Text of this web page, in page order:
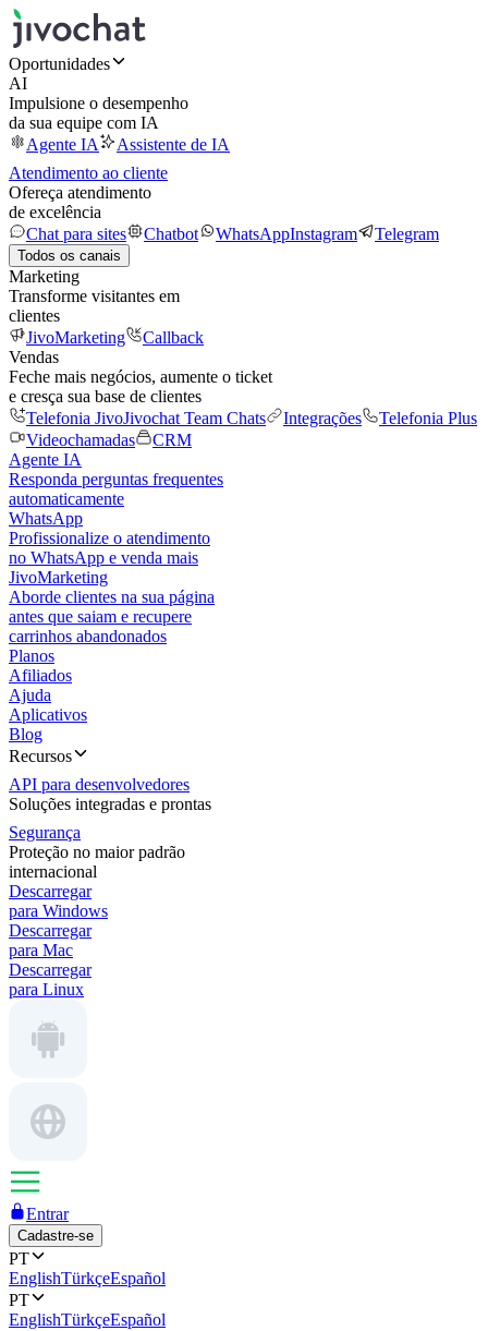
Oportunidades
AI
Impulsione o desempenho
da sua equipe com IA
Agente IA
Assistente de IA
Atendimento ao cliente
Ofereça atendimento
de excelência
Chat para sites
Chatbot WhatsAppInstagram Telegram
Todos os canais
Marketing
Transforme visitantes em
clientes
JivoMarketing
Callback
Vendas
Feche mais negócios, aumente o ticket
e cresça sua base de clientes
Telefonia JivoJivochat Team Chats Integrações
Telefonia Plus
Videochamadas
CRM
Agente IA
Responda perguntas frequentes
automaticamente
WhatsApp
Profissionalize o atendimento
no WhatsApp e venda mais
JivoMarketing
Aborde clientes na sua página
antes que saiam e recupere
carrinhos abandonados
Planos
Afiliados
Ajuda
Aplicativos
Blog
Recursos
API para desenvolvedores
Soluções integradas e prontas
Segurança
Proteção no maior padrão
internacional
Descarregar
para Windows
Descarregar
para Mac
Descarregar
para Linux
Entrar
Cadastre-se
PT
EnglishTürkçeEspañol
PT
EnglishTürkçeEspañol